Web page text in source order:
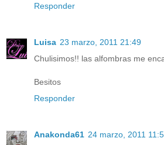
Responder
Luisa 23 marzo, 2011 21:49
Chulisimos!! las alfombras me
Besitos
Responder
Anakonda61 24 marzo, 2011